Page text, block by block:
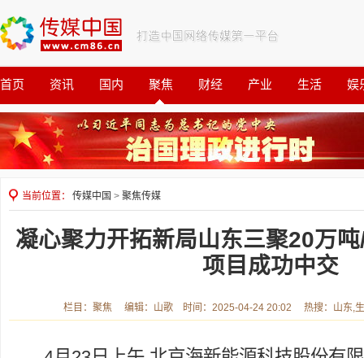
首页 资讯 国内 聚焦 财经 产业 生活 娱
观察 公益
当前位置： 传媒中国 > 聚焦传媒
凝心聚力开拓新局山东三聚20万
项目成功中交
栏目：聚焦 编辑：山歌 时间：2025-04-24 20:02 热搜：山东,